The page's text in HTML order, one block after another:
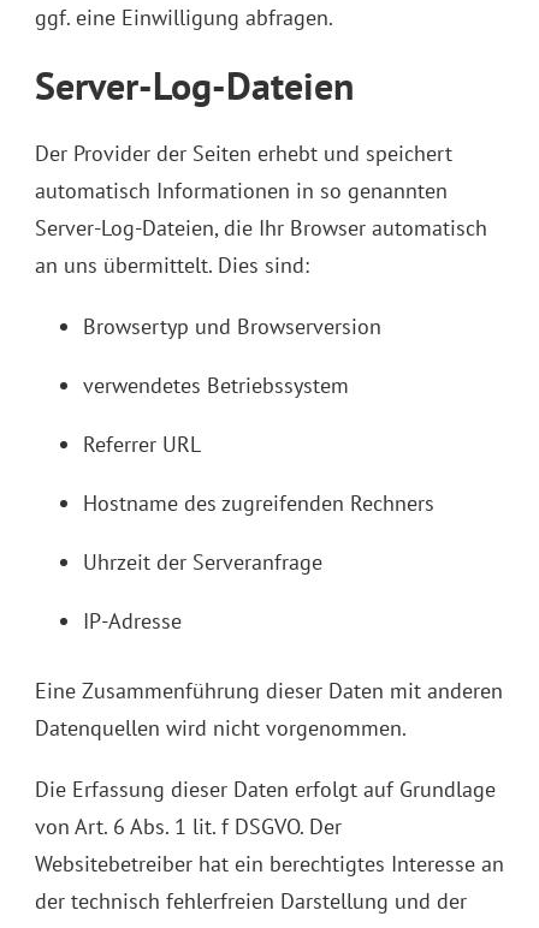
ggf. eine Einwilligung abfragen.
Server-Log-Dateien
Der Provider der Seiten erhebt und speichert
automatisch Informationen in so genannten
Server-Log-Dateien, die Ihr Browser automatisch
an uns übermittelt. Dies sind:
Browsertyp und Browserversion
verwendetes Betriebssystem
Referrer URL
Hostname des zugreifenden Rechners
Uhrzeit der Serveranfrage
IP-Adresse
Eine Zusammenführung dieser Daten mit anderen
Datenquellen wird nicht vorgenommen.
Die Erfassung dieser Daten erfolgt auf Grundlage
von Art. 6 Abs. 1 lit. f DSGVO. Der
Websitebetreiber hat ein berechtigtes Interesse an
der technisch fehlerfreien Darstellung und der